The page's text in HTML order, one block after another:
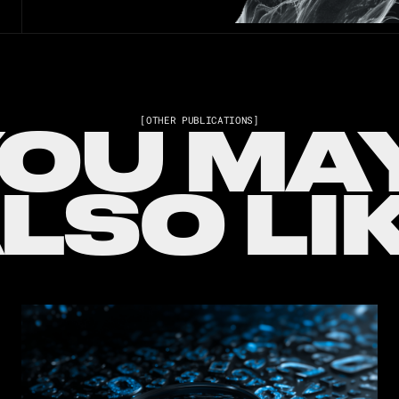
[OTHER PUBLICATIONS]